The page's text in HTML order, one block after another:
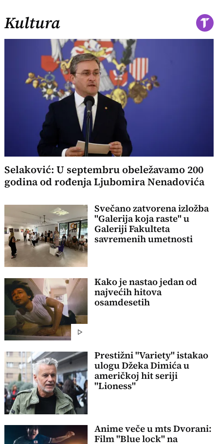
Kultura
Selaković: U septembru obeležavamo 200
godina od rođenja Ljubomira Nenadovića
Svečano zatvorena izložba
"Galerija koja raste" u
Galeriji Fakulteta
savremenih umetnosti
Kako je nastao jedan od
najvećih hitova
osamdesetih
Prestižni "Variety" istakao
ulogu Džeka Dimića u
američkoj hit seriji
"Lioness"
Anime veče u mts Dvorani:
Film "Blue lock" na